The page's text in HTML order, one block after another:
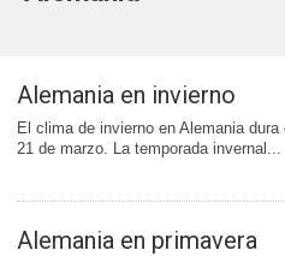
Alemania en invierno
El clima de invierno en Alemania
21 de marzo. La temporada invernal...
Alemania en primavera